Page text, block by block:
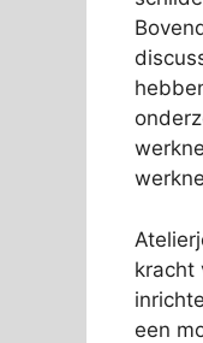
kracht
een